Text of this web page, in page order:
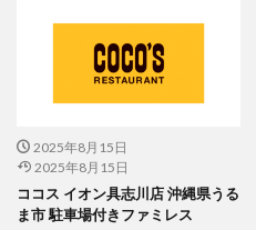
2025年8月15日
2025年8月15日
ココス イオン具志川店 沖縄県うる
ま市 駐車場付きファミレス